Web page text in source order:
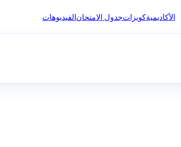
الأكاديميةكويزاتجدول الامتحان الفيديوهات